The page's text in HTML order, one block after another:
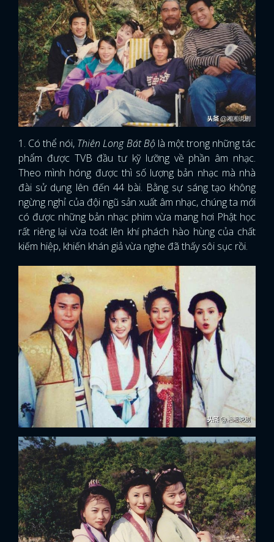
1. Có thể nói, Thiên Long Bát Bộlà một trong những tác
phẩm được TVB đầu tư kỹ lưỡng về phần âm nhạc.
Theo mình hóng được thì số lượng bản nhạc mà nhà
đài sử dụng lên đến 44 bài. Bằng sự sáng tạo không
ngừng nghỉ của đội ngũ sản xuất âm nhạc, chúng ta mới
có được những bản nhạc phim vừa mang hơi Phật học
rất riêng lại vừa toát lên khí phách hào hùng của chất
kiếm hiệp, khiến khán giả vừa nghe đã thấy sôi sục rồi.